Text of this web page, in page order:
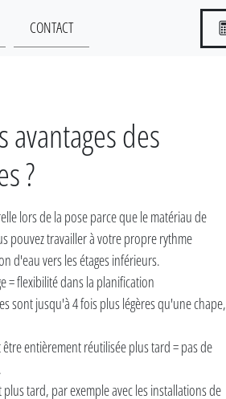
CONTACT
avantages des
?
lors de la pose parce que le matériau de
pouvez travailler à votre propre rythme
d'eau vers les étages inférieurs.
= flexibilité dans la planification
sont jusqu'à 4 fois plus légères qu'une chape,
entièrement réutilisée plus tard = pas de
tard, par exemple avec les installations de